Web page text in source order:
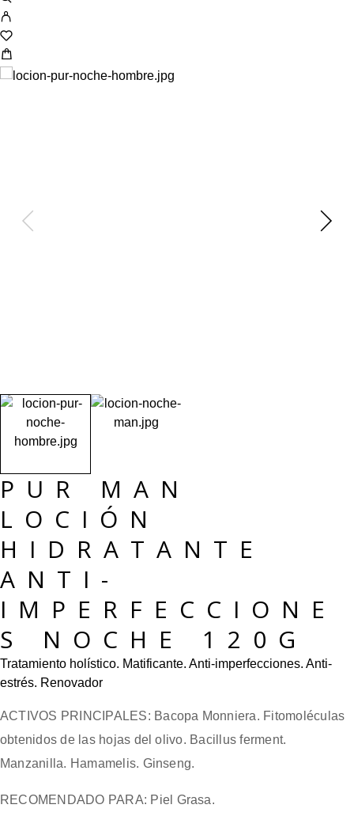
PUR MAN
LOCIÓN
HIDRATANTE
ANTI-
IMPERFECCIONE
S NOCHE 120G
Tratamiento holístico. Matificante. Anti-imperfecciones. Anti-
estrés. Renovador
ACTIVOS PRINCIPALES: Bacopa Monniera. Fitomoléculas
obtenidos de las hojas del olivo. Bacillus ferment.
Manzanilla. Hamamelis. Ginseng.
RECOMENDADO PARA: Piel Grasa.